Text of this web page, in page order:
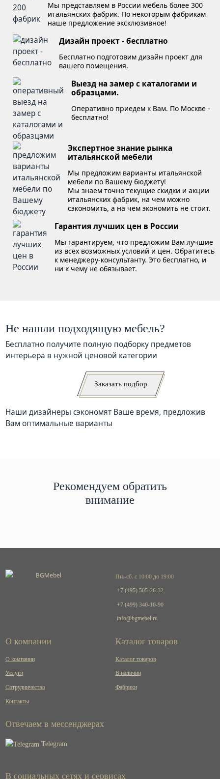
Мы представляем в России мебель более 300
итальянских фабрик. По некоторым фабрикам
наше предложение эксклюзивное!
Дизайн проект - бесплатно
Бесплатно подготовим дизайн проект для
вашего помещения.
Выезд на замер с каталогами и
образцами.
Оперативно приедем к Вам. По Москве -
бесплатно!
Экспертное знание рынка
итальянской мебели
Мы предложим варианты итальянской
мебели по Вашему бюджету!
Мы знаем точно текущие скидки и акции
итальянских фабрик, на чем можно
сэкономить, а на чем экономить не стоит.
Гарантия лучших цен в России
Мы гарантируем, что предложим Вам лучшие
из всех возможных условий и цен. Обратитесь
к менеджеру-консультанту. Это бесплатно, и
ни к чему не обязывает.
Не нашли подходящую мебель?
Бесплатно получите полную подборку предметов
интерьера в нужной ценовой категории
Заказать подбор
Наши дизайнеры сэкономят Ваше время, предложив
Вам оптимальные варианты
Рекомендуем обратить
внимание
Пн.-сб. с 10:00 до 19:00
+7 (495) 505-26-32
+7 (499) 340-10-90
info@bgmebel.ru
О компании
О компании
Услуги
Сотрудничество
Контакты
Каталог товаров
Каталог товаров
В наличии
Фабрики
Отвечаем в мессенджерах
Telegram
В социальных сетях и сервисах